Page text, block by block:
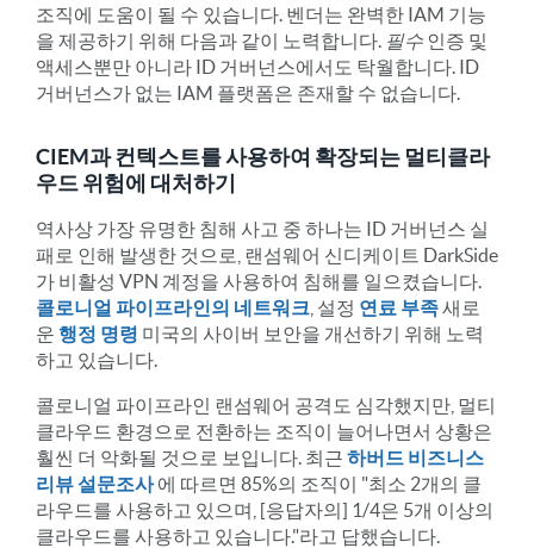
조직에 도움이 될 수 있습니다. 벤더는 완벽한 IAM 기능
을 제공하기 위해 다음과 같이 노력합니다. 필수 인증 및
액세스뿐만 아니라 ID 거버넌스에서도 탁월합니다. ID
거버넌스가 없는 IAM 플랫폼은 존재할 수 없습니다.
CIEM과 컨텍스트를 사용하여 확장되는 멀티클라
우드 위험에 대처하기
역사상 가장 유명한 침해 사고 중 하나는 ID 거버넌스 실
패로 인해 발생한 것으로, 랜섬웨어 신디케이트 DarkSide
가 비활성 VPN 계정을 사용하여 침해를 일으켰습니다.
콜로니얼 파이프라인의 네트워크 , 설정 연료 부족 새로
운 행정 명령 미국의 사이버 보안을 개선하기 위해 노력
하고 있습니다.
콜로니얼 파이프라인 랜섬웨어 공격도 심각했지만, 멀티
클라우드 환경으로 전환하는 조직이 늘어나면서 상황은
훨씬 더 악화될 것으로 보입니다. 최근 하버드 비즈니스
리뷰 설문조사에 따르면 85%의 조직이 "최소 2개의 클
라우드를 사용하고 있으며, [응답자의] 1/4은 5개 이상의
클라우드를 사용하고 있습니다."라고 답했습니다.